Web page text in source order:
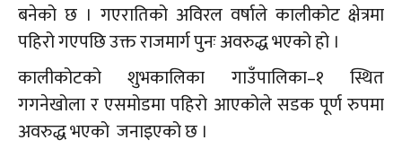
बनेको छ । गएरातिको अविरल वर्षाले कालीकोट क्षेत्रमा
पहिरो गएपछि उक्त राजमार्ग पुनः अवरुद्ध भएको हो ।
कालीकोटको शुभकालिका गाउँपालिका–१ स्थित
गगनेखोला र एसमोडमा पहिरो आएकोले सडक पूर्ण रुपमा
अवरुद्ध भएको जनाइएको छ ।